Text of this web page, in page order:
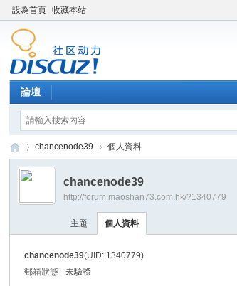
設為首頁 收藏本站
論壇
›
chancenode39 個人資料
chancenode39
http://forum.maoshan73.com.hk/?1340779
主題 個人資料
chancenode39(UID: 1340779)
郵箱狀態
未驗證